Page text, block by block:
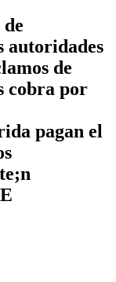
autoridades
de
cobra por
pagan el